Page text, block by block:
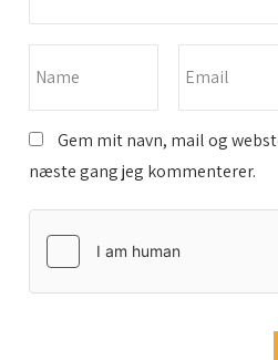
Gem mit navn, mail og
næste gang jeg kommenterer.